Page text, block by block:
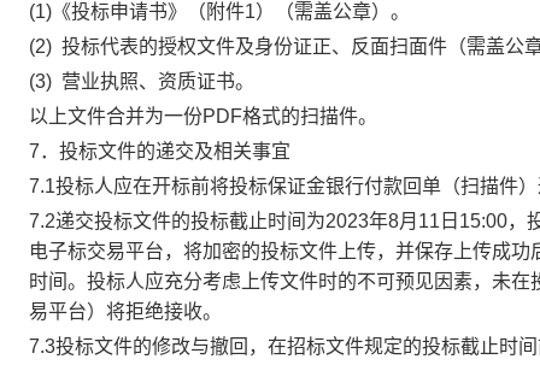
(1) 《投标申请书》（附件1）（需盖公章）。
(2) 投标代表的授权文件及身份证正、反面扫面件（需盖公
(3) 营业执照、资质证书。
以上文件合并为一份PDF格式的扫描件。
7．投标文件的递交及相关事宜
7.1投标人应在开标前将投标保证金银行付款回单（扫描件
7.2递交投标文件的投标截止时间为2023年8月11日15:00，
电子标交易平台，将加密的投标文件上传，并保存上传成
时间。投标人应充分考虑上传文件时的不可预见因素，未
易平台）将拒绝接收。
7.3投标文件的修改与撤回，在招标文件规定的投标截止时